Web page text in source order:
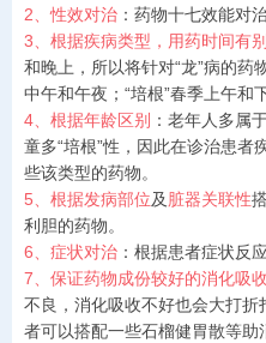
2、性效对治 ：药物十七效能对
3、根据疾病类型，用药时间有别
和晚上，所以将针对“龙”病的药
中午和午夜；“培根”春季上午和
4、根据年龄区别 ：老年人多属
童多“培根”性，因此在诊治患者
些该类型的药物。
5、根据发病部位及脏器关联性
利胆的药物。
6、症状对治 ：根据患者症状反
7、保证药物成份较好的消化吸收
不良，消化吸收不好也会大打
者可以搭配一些石榴健胃散等助